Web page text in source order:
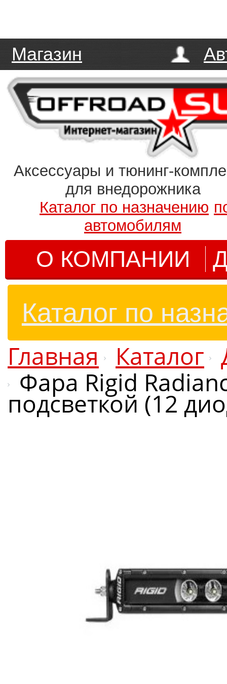
Магазин
Аксессуары и тюнинг-
для внедорожника
Каталог по назначению
автомобилям
О КОМПАНИИ
Каталог по
Главная Каталог
Фара Rigid
подсветкой (12